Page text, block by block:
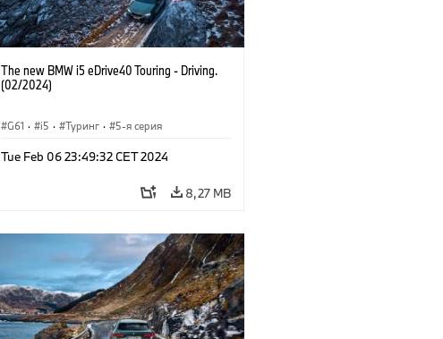
The new BMW i5 eDrive40 Touring - Driving.
(02/2024)
G61 · i5 · Туринг · 5-я серия
Tue Feb 06 23:49:32 CET 2024
8,27 MB